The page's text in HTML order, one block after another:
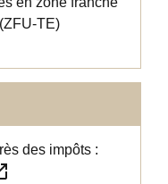
TE)
des impôts :